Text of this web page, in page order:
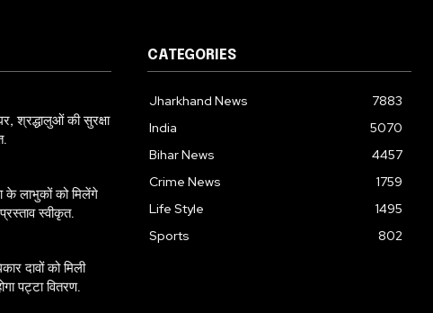
श्रद्धालुओं की सुरक्षा
के लाभुकों को मिलेंगे
स्वीकृत.
दावों को मिली
पट्टा वितरण.
CATEGORIES
Jharkhand News
7883
India
5070
Bihar News
4457
Crime News
1759
Life Style
1495
Sports
802